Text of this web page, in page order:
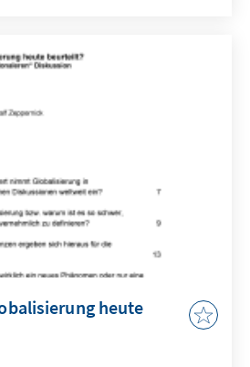
/ Entwicklungspolitik
Pragmatismus und Ethik
heute